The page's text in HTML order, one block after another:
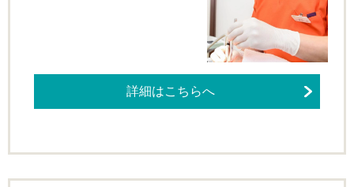
詳細はこちらへ